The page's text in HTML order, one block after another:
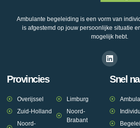
Ambulante begeleiding is een vorm van
is afgestemd op jouw persoonlijke situatie
mogelijk hebt.
Provincies
Overijssel
Zuid-Holland
Noord-
Limburg
Noord-
Brabant
Snel